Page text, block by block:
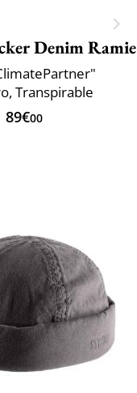
Denim Ramie
Transpirable
89€00